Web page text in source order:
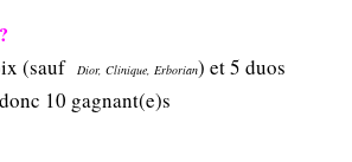
(sauf
Dior, Clinique, Erborian) et 5 duos
10 gagnant(e)s